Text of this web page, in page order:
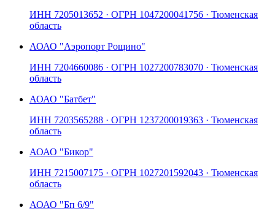
ИНН 7205013652 · ОГРН 1047200041756 · Тюменская
область
АОАО "Аэропорт Рощино"
ИНН 7204660086 · ОГРН 1027200783070 · Тюменская
область
АОАО "Батбет"
ИНН 7203565288 · ОГРН 1237200019363 · Тюменская
область
АОАО "Бикор"
ИНН 7215007175 · ОГРН 1027201592043 · Тюменская
область
АОАО "Бп 6/9"